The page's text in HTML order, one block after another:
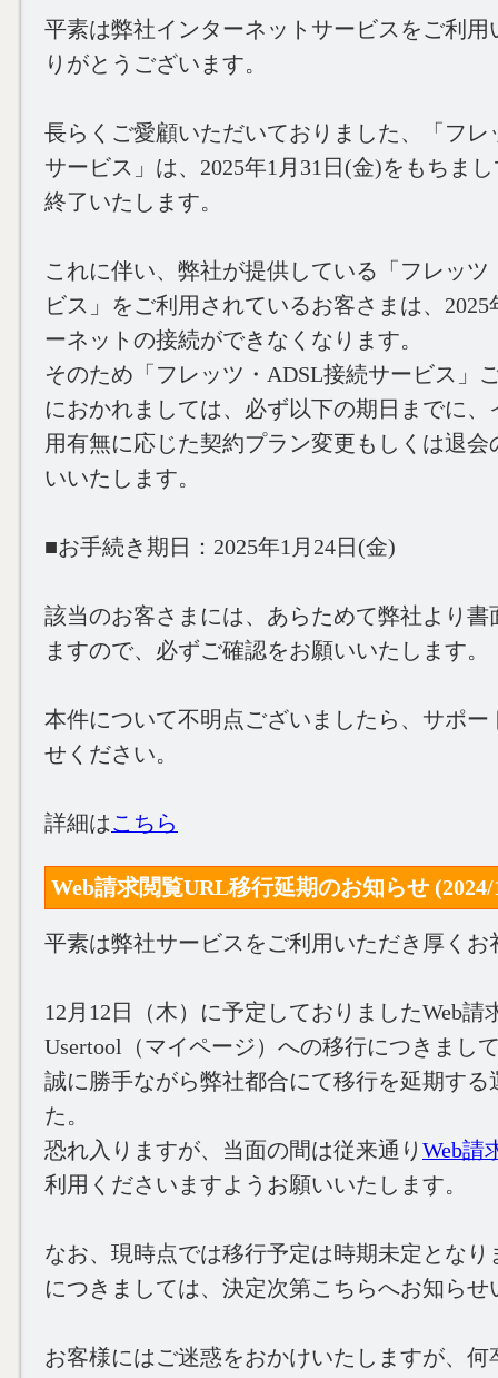
平素は弊社インターネットサービスをご利用
りがとうございます。
長らくご愛顧いただいておりました、「フレ
サービス」は、2025年1月31日(金)をもちま
終了いたします。
これに伴い、弊社が提供している「フレッツ
ビス」をご利用されているお客さまは、
ーネットの接続ができなくなります。
そのため「フレッツ・ADSL接続サービス」
におかれましては、必ず以下の期日までに、
用有無に応じた契約プラン変更もしくは退会
いいたします。
■お手続き期日：2025年1月24日(金)
該当のお客さまには、あらためて弊社より書
ますので、必ずご確認をお願いいたします。
本件について不明点ございましたら、サポー
せください。
詳細はこちら
Web請求閲覧URL移行延期のお知らせ (2024/
平素は弊社サービスをご利用いただき厚くお
12月12日（木）に予定しておりましたWeb請
Usertool（マイページ）への移行につきまし
誠に勝手ながら弊社都合にて移行を延期する
た。
恐れ入りますが、当面の間は従来通り Web請
利用くださいますようお願いいたします。
なお、現時点では移行予定は時期未定となり
につきましては、決定次第こちらへお知らせ
お客様にはご迷惑をおかけいたしますが、何